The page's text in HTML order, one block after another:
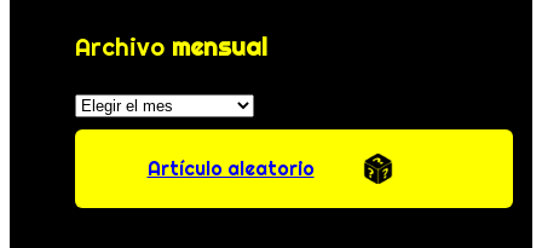
Archivo mensual
Archivos
Artículo aleatorio